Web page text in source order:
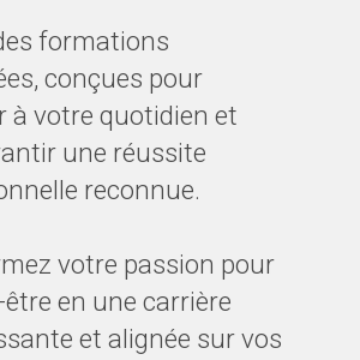
formations
conçues pour
à votre quotidien et
une réussite
reconnue.
votre passion pour
en une carrière
et alignée sur vos